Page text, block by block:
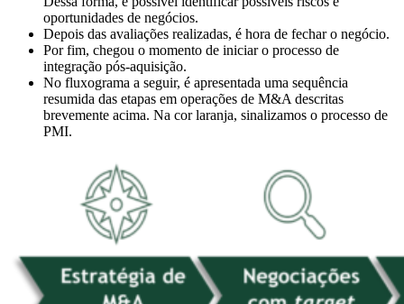
oportunidades de negócios.
Depois das avaliações realizadas, é hora de fechar o negócio.
Por fim, chegou o momento de iniciar o processo de
integração pós-aquisição.
No fluxograma a seguir, é apresentada uma sequência
resumida das etapas em operações de M&A descritas
brevemente acima. Na cor laranja, sinalizamos o processo de
PMI.